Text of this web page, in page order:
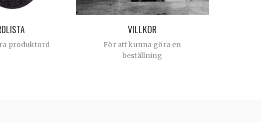
produktord
VILLKOR
För att kunna göra en
beställning